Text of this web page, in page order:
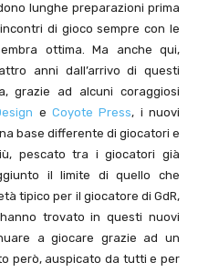
lunghe preparazioni prima
di gioco sempre con le
ottima. Ma anche qui,
anni dall’arrivo di questi
grazie ad alcuni coraggiosi
eCoyote Press, i nuovi
base differente di giocatori e
pescato tra i giocatori già
il limite di quello che
tipico per il giocatore di GdR,
trovato in questi nuovi
a giocare grazie ad un
però, auspicato da tutti e per